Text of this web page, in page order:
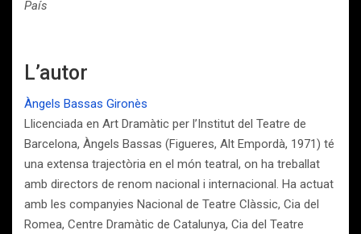
País
L’autor
Àngels Bassas Gironès
Llicenciada en Art Dramàtic per l’Institut del Teatre de
Barcelona, Àngels Bassas (Figueres, Alt Empordà, 1971) té
una extensa trajectòria en el món teatral, on ha treballat
amb directors de renom nacional i internacional. Ha actuat
amb les companyies Nacional de Teatre Clàssic, Cia del
Romea, Centre Dramàtic de Catalunya, Cia del Teatre